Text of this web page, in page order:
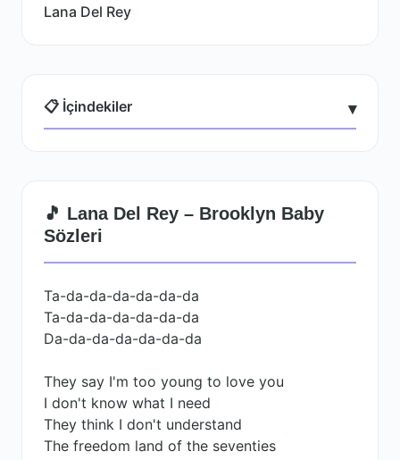
Lana Del Rey
📋 İçindekiler ▾
🎵 Lana Del Rey – Brooklyn Baby
Sözleri
Ta-da-da-da-da-da-da
Ta-da-da-da-da-da-da
Da-da-da-da-da-da-da
They say I'm too young to love you
I don't know what I need
They think I don't understand
The freedom land of the seventies